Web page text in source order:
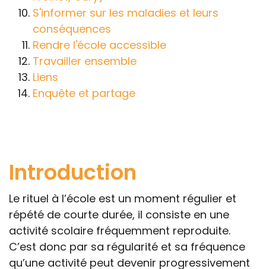
Introduction
Le rituel à l’école est un moment régulier et
répété de courte durée, il consiste en une
activité scolaire fréquemment reproduite.
C’est donc par sa régularité et sa fréquence
qu’une activité peut devenir progressivement
web n’exonère personne de ses
responsabilités professionnelles, civiles
et pénales. Les personnes qui
s'inspireront des éléments publiés sur le
site « Tous à l'école » dans leur action
professionnelle le feront sous leur seule
rédacteurs des fiches, qui sont
apprécier in abstracto.
S'informer sur les maladies et leurs
conséquences
Rendre l'école accessible
Travailler ensemble
Liens
Enquête et partage